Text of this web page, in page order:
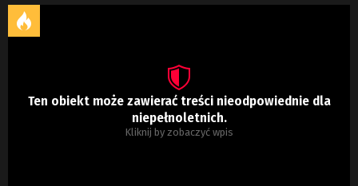
Ten obiekt może zawierać treści nieodpowiednie dla
niepełnoletnich.
Kliknij by zobaczyć wpis